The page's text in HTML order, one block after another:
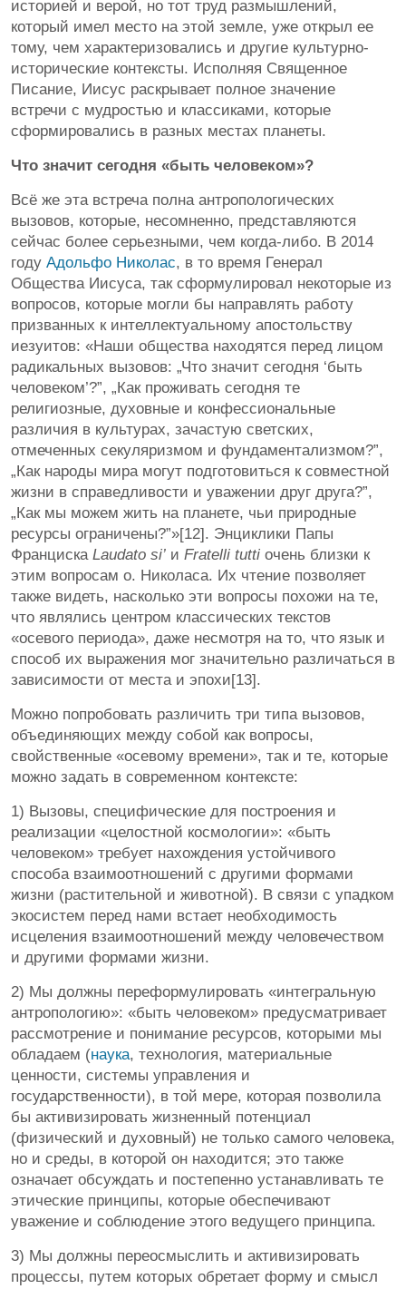
историей и верой, но тот труд размышлений,
который имел место на этой земле, уже открыл ее
тому, чем характеризовались и другие культурно-
исторические контексты. Исполняя Священное
Писание, Иисус раскрывает полное значение
встречи с мудростью и классиками, которые
сформировались в разных местах планеты.
Что значит сегодня «быть человеком»?
Всё же эта встреча полна антропологических
вызовов, которые, несомненно, представляются
сейчас более серьезными, чем когда-либо. В 2014
году Адольфо Николас, в то время Генерал
Общества Иисуса, так сформулировал некоторые из
вопросов, которые могли бы направлять работу
призванных к интеллектуальному апостольству
иезуитов: «Наши общества находятся перед лицом
радикальных вызовов: „Что значит сегодня ‘быть
человеком’?”, „Как проживать сегодня те
религиозные, духовные и конфессиональные
различия в культурах, зачастую светских,
отмеченных секуляризмом и фундаментализмом?”,
„Как народы мира могут подготовиться к совместной
жизни в справедливости и уважении друг друга?”,
„Как мы можем жить на планете, чьи природные
ресурсы ограничены?”»[12]. Энциклики Папы
Франциска Laudato si’ и Fratelli tutti очень близки к
этим вопросам о. Николаса. Их чтение позволяет
также видеть, насколько эти вопросы похожи на те,
что являлись центром классических текстов
«осевого периода», даже несмотря на то, что язык и
способ их выражения мог значительно различаться в
зависимости от места и эпохи[13].
Можно попробовать различить три типа вызовов,
объединяющих между собой как вопросы,
свойственные «осевому времени», так и те, которые
можно задать в современном контексте:
1) Вызовы, специфические для построения и
реализации «целостной космологии»: «быть
человеком» требует нахождения устойчивого
способа взаимоотношений с другими формами
жизни (растительной и животной). В связи с упадком
экосистем перед нами встает необходимость
исцеления взаимоотношений между человечеством
и другими формами жизни.
2) Мы должны переформулировать «интегральную
антропологию»: «быть человеком» предусматривает
рассмотрение и понимание ресурсов, которыми мы
обладаем (наука, технология, материальные
ценности, системы управления и
государственности), в той мере, которая позволила
бы активизировать жизненный потенциал
(физический и духовный) не только самого человека,
но и среды, в которой он находится; это также
означает обсуждать и постепенно устанавливать те
этические принципы, которые обеспечивают
уважение и соблюдение этого ведущего принципа.
3) Мы должны переосмыслить и активизировать
процессы, путем которых обретает форму и смысл